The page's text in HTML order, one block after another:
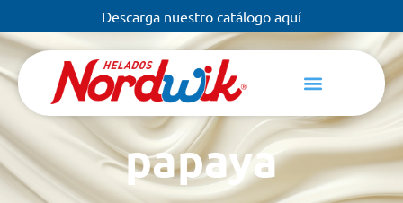
Descarga nuestro catálogo aquí
papaya